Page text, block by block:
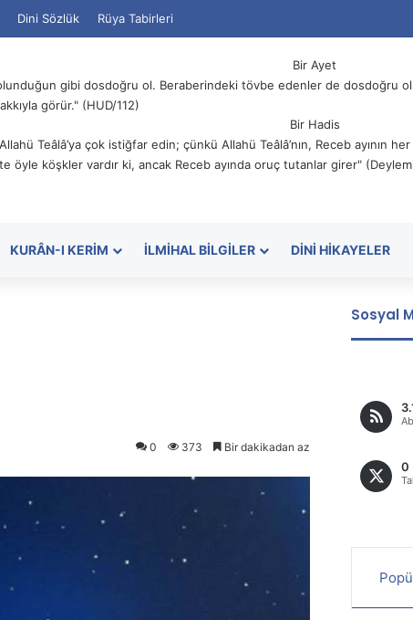
Dini Sözlük Rüya Tabirleri
Bir Ayet
gibi dosdoğru ol. Beraberindeki tövbe edenler de dosdoğru
görür." (HUD/112)
Bir Hadis
Teâlâ’ya çok istiğfar edin; çünkü Allahü Teâlâ’nın, Receb ayının
öyle köşkler vardır ki, ancak Receb ayında oruç tutanlar girer"
KURÂN-I KERIM İLMIHAL BILGILER DINI HIKAYELER
0 373 Bir dakikadan az
Sosyal
0